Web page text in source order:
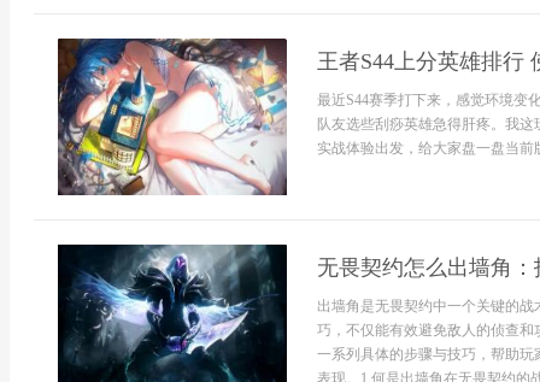
王者S44上分英雄排行
最近S44赛季打下来，感觉环境变
队友选些刮痧英雄急得肝疼。我
实战体验出发，给大家盘一盘当
无畏契约怎么出墙角
出墙角是无畏契约中一个关键的
巧，不仅能有效避免敌人的侦查
一系列具体的步骤与技巧，帮助
表现。1.何是出墙角在无畏契约的